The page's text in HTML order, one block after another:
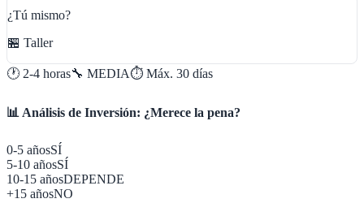
¿Tú mismo?
🏪 Taller
🕐 2-4 horas🔧 MEDIA⏱️ Máx. 30 días
📊 Análisis de Inversión: ¿Merece la pena?
0-5 añosSÍ
5-10 añosSÍ
10-15 añosDEPENDE
+15 añosNO